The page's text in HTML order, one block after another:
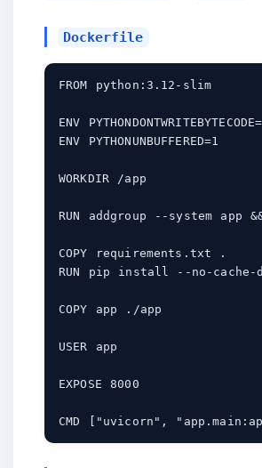
Dockerfile
FROM python:3.12-slim
ENV
ENV PYTHONUNBUFFERED=1
WORKDIR /app
RUN addgroup --system app
COPY requirements.txt .
RUN pip install --no-
COPY app ./app
USER app
EXPOSE 8000